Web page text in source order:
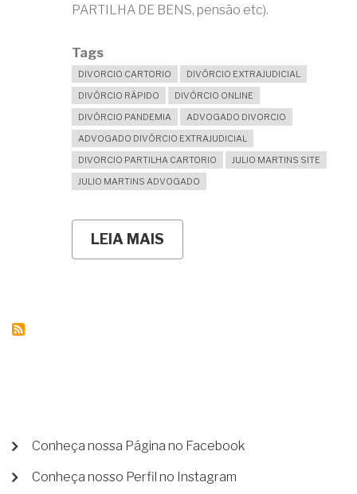
PARTILHA DE BENS, pensão etc).
Tags
DIVORCIO CARTORIO
DIVÓRCIO EXTRAJUDICIAL
DIVÓRCIO RÁPIDO
DIVÓRCIO ONLINE
DIVÓRCIO PANDEMIA
ADVOGADO DIVORCIO
ADVOGADO DIVÓRCIO EXTRAJUDICIAL
DIVORCIO PARTILHA CARTORIO
JULIO MARTINS SITE
JULIO MARTINS ADVOGADO
LEIA MAIS
DIVÓRCIO
MENU
CONTA
Conheça nossa Página no Facebook
Conheça nosso Perfil no Instagram